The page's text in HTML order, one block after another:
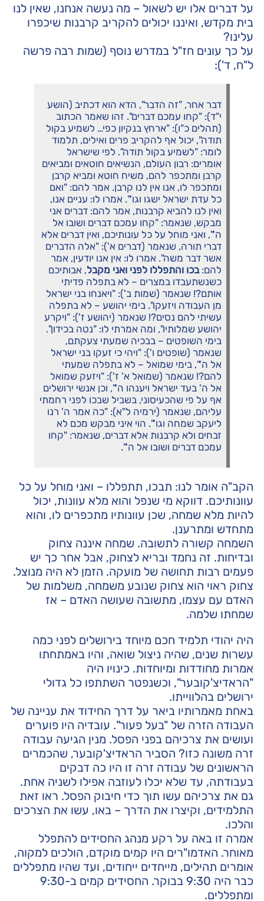
על דברים אלו יש לשאול – מה נעשה אנחנו, שאין לנו
בית מקדש, ואיננו יכולים להקריב קרבנות שיכפרו
עלינו?
על כך עונים חז"ל במדרש נוסף (שמות רבה פרשה
ל"ח, ד'):
דבר אחר, "זה הדבר", הדא הוא דכתיב (הושע
י"ד): "קחו עמכם דברים". זהו שאמר הכתוב
(תהלים כ"ו): "ארחץ בנקיון כפי… לשמיע בקול
תודה", יכול אף להקריב פרים ואילים, תלמוד
לומר: "לשמיע בקול תודה". לפי שישראל
אומרים: רבון העולם, הנשיאים חוטאים ומביאים
קרבן ומתכפר להם, משיח חוטא ומביא קרבן
ומתכפר לו, אנו אין לנו קרבן. אמר להם: "ואם
כל עדת ישראל ישגו וגו'". אמרו לו: עניים אנו,
ואין לנו להביא קרבנות, אמר להם: דברים אני
מבקש, שנאמר: "קחו עמכם דברים ושובו אל
ה'", ואני מוחל על כל עונותיכם, ואין דברים אלא
דברי תורה, שנאמר (דברים א'): "אלה הדברים
אשר דבר משה". אמרו לו: אין אנו יודעין, אמר
להם:בכו והתפללו לפני ואני מקבל, אבותיכם
כשנשתעבדו במצרים – לא בתפלה פדיתי
אותם?! שנאמר (שמות ב'): "ויאנחו בני ישראל
מן העבודה ויזעקו". בימי יהושע – לא בתפלה
עשיתי להם נסים?! שנאמר (יהושע ז'): "ויקרע
יהושע שמלותיו", ומה אמרתי לו: "נטה בכידון".
בימי השופטים – בבכיה שמעתי צעקתם,
שנאמר (שופטים ו'): "ויהי כי זעקו בני ישראל
אל ה'", בימי שמואל – לא בתפלה שמעתי
להם?! שנאמר (שמואל א' ז'): "ויזעק שמואל
אל ה' בעד ישראל ויענהו ה'", וכן אנשי ירושלים
אף על פי שהכעיסוני, בשביל שבכו לפני רחמתי
עליהם, שנאמר (ירמיה ל"א): "כה אמר ה' רנו
ליעקב שמחה וגו'". הוי איני מבקש מכם לא
זבחים ולא קרבנות אלא דברים, שנאמר: "קחו
עמכם דברים ושובו אל ה'".
הקב"ה אומר לנו: תבכו, תתפללו – ואני מוחל על כל
עוונותיכם. דווקא מי שנפל והוא מלא עוונות, יכול
להיות מלא שמחה, שכן עוונותיו מתכפרים לו, והוא
מתחדש ומתרענן.
השמחה קשורה לתשובה. שמחה איננה צחוק
ובדיחות. זה נחמד ובריא לצחוק, אבל אחר כך יש
פעמים רבות תחושה של מועקה. הזמן לא היה מנוצל.
צחוק ראוי הוא צחוק שנובע משמחה, משלמות של
האדם עם עצמו, מתשובה שעושה האדם – אז
שמחתו שלמה.
היה יהודי תלמיד חכם מיוחד בירושלים לפני כמה
עשרות שנים, שהיה ניצול שואה, והיו באמתחתו
אמרות מחודדות ומיוחדות. כינויו היה
"הראדיצ'קובער", וכשנפטר השתתפו כל גדולי
ירושלים בהלווייתו.
באחת מאמרותיו ביאר על דרך החידוד את עניינה של
העבודה הזרה של "בעל פעור". עובדיה היו פוערים
ועושים את צרכיהם בפני הפסל. מנין הגיעה עבודה
זרה משונה כזו? הסביר הראדיצ'קובער, שהכמרים
הראשונים של עבודה זרה זו היו כה דבקים
בעבודתה, עד שלא יכלו לעוזבה אפילו לשניה אחת.
גם את צרכיהם עשו תוך כדי חיבוק הפסל. ראו זאת
התלמידים, וקיצרו את הדרך – באו, עשו את הצרכים
והלכו.
אמרה זו באה על רקע מנהג החסידים להתפלל
מאוחר. האדמו"רים היו קמים מוקדם, הולכים למקוה,
אומרים תהילים, מייחדים ייחודים, ועד שהיו מתפללים
כבר היה 9:30 בבוקר. החסידים קמים ב-9:30
ומתפללים.